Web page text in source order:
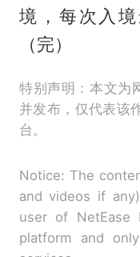
境，每次入
（完）
特别声明：本文为
并发布，仅代表该
台。
Notice: The
and videos if
user of NetEase
platform and